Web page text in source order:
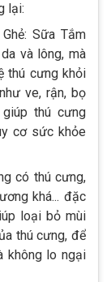
lại:
Sữa Tắm
và lông, mà
thú cưng khỏi
ve, rận, bọ
thú cưng
cơ sức khỏe
có thú cưng,
khá... đặc
loại bỏ mùi
thú cưng, để
không lo ngại